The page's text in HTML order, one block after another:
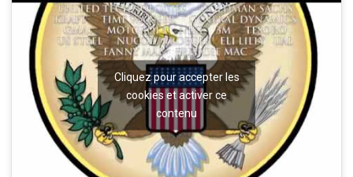
Cliquez pour accepter les
cookies et activer ce
contenu